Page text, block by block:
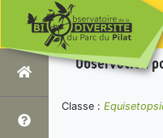
Observation
Classe :